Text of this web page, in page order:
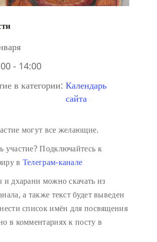
- 14:00
в категории: Календарь
сайта
могут все желающие.
участие?Подключайтесь к
в Телеграм-канале
и дхарани можно скачать из
а также текст будет выведен
список имён для посвящения
в комментариях к посту в